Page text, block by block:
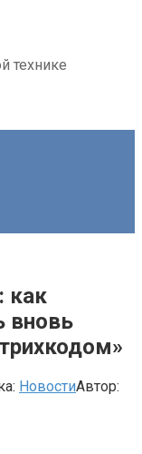
технике
как
вновь
НовостиАвтор: